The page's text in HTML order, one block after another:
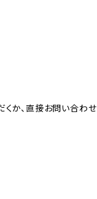
か、直接お問い合わせ